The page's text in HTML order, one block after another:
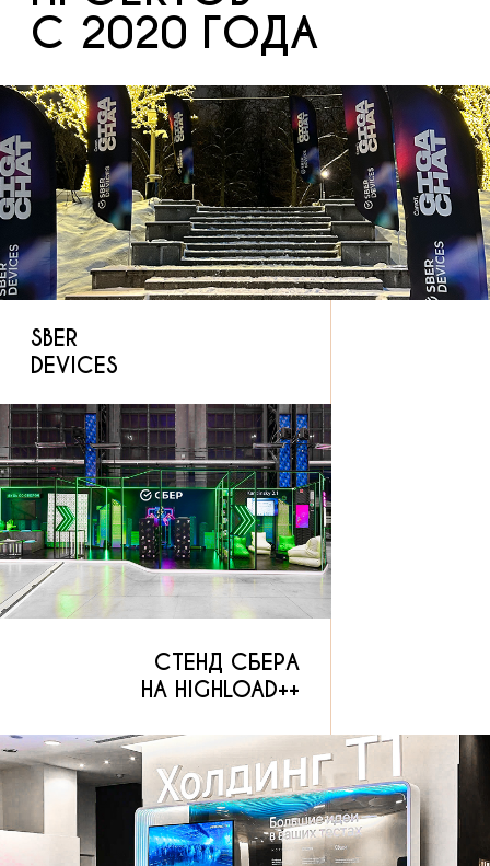
СТЕНД СБЕРА
НА HIGHLOAD++
СТЕНД T1
НА SQA DAYS
СТЕНД ЮMONEY